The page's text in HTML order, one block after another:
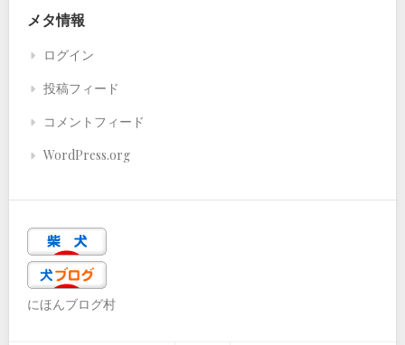
メタ情報
ログイン
投稿フィード
コメントフィード
WordPress.org
にほんブログ村